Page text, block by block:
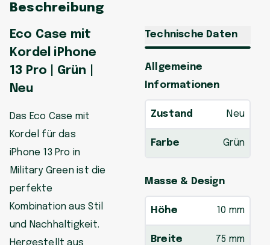
Beschreibung
Eco Case mit
Kordel iPhone
13 Pro | Grün |
Neu
Das Eco Case mit
Kordel für das
iPhone 13 Pro in
Military Green ist die
perfekte
Kombination aus Stil
und Nachhaltigkeit.
Hergestellt aus
Technische Daten
Allgemeine
Informationen
Zustand Neu
Farbe Grün
Masse & Design
Höhe 10 mm
Breite 75 mm